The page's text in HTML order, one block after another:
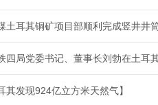
土耳其铜矿项目部顺利完成竖井井
四局党委书记、董事长刘勃在土耳
其发现924亿立方米天然气】